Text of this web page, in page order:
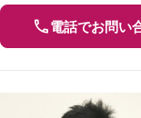
電話でお問い